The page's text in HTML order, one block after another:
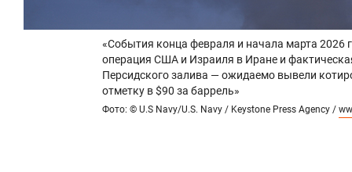
«События конца февраля и начала марта 2026
операция США и Израиля в Иране и
Персидского залива — ожидаемо вывели
отметку в $90 за баррель»
Фото: © U.S Navy/U.S. Navy / Keystone Press Agency /